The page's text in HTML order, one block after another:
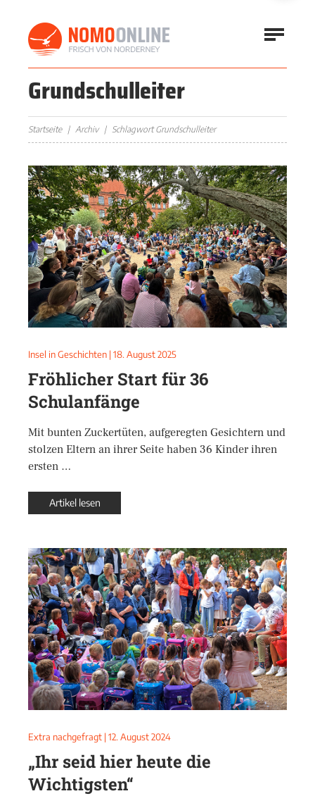
Grundschulleiter
Startseite Archiv Schlagwort Grundschulleiter
Insel in Geschichten | 18. August 2025
Fröhlicher Start für 36
Schulanfänge
Mit bunten Zuckertüten, aufgeregten Gesichtern und
stolzen Eltern an ihrer Seite haben 36 Kinder ihren
ersten …
Artikel lesen
Extra nachgefragt | 12. August 2024
„Ihr seid hier heute die
Wichtigsten“